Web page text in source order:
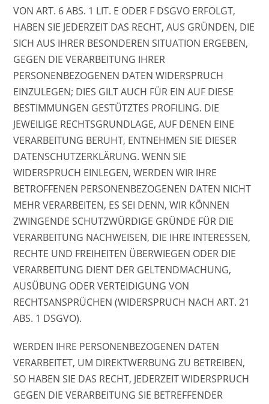
VON ART. 6 ABS. 1 LIT. E ODER F DSGVO ERFOLGT,
HABEN SIE JEDERZEIT DAS RECHT, AUS GRÜNDEN, DIE
SICH AUS IHRER BESONDEREN SITUATION ERGEBEN,
GEGEN DIE VERARBEITUNG IHRER
PERSONENBEZOGENEN DATEN WIDERSPRUCH
EINZULEGEN; DIES GILT AUCH FÜR EIN AUF DIESE
BESTIMMUNGEN GESTÜTZTES PROFILING. DIE
JEWEILIGE RECHTSGRUNDLAGE, AUF DENEN EINE
VERARBEITUNG BERUHT, ENTNEHMEN SIE DIESER
DATENSCHUTZERKLÄRUNG. WENN SIE
WIDERSPRUCH EINLEGEN, WERDEN WIR IHRE
BETROFFENEN PERSONENBEZOGENEN DATEN NICHT
MEHR VERARBEITEN, ES SEI DENN, WIR KÖNNEN
ZWINGENDE SCHUTZWÜRDIGE GRÜNDE FÜR DIE
VERARBEITUNG NACHWEISEN, DIE IHRE INTERESSEN,
RECHTE UND FREIHEITEN ÜBERWIEGEN ODER DIE
VERARBEITUNG DIENT DER GELTENDMACHUNG,
AUSÜBUNG ODER VERTEIDIGUNG VON
RECHTSANSPRÜCHEN (WIDERSPRUCH NACH ART. 21
ABS. 1 DSGVO).
WERDEN IHRE PERSONENBEZOGENEN DATEN
VERARBEITET, UM DIREKTWERBUNG ZU BETREIBEN,
SO HABEN SIE DAS RECHT, JEDERZEIT WIDERSPRUCH
GEGEN DIE VERARBEITUNG SIE BETREFFENDER